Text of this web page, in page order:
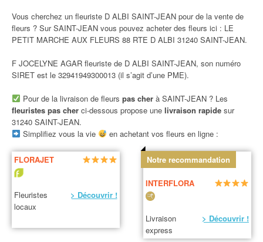
Vous cherchez un fleuriste D ALBI SAINT-JEAN pour de la vente de
fleurs ? Sur SAINT-JEAN vous pouvez acheter des fleurs ici : LE
PETIT MARCHE AUX FLEURS 88 RTE D ALBI 31240 SAINT-JEAN.
F JOCELYNE AGAR fleuriste de D ALBI SAINT-JEAN, son numéro
SIRET est le 32941949300013 (il s’agit d’une PME).
Pour de la livraison de fleurs pas cherà SAINT-JEAN ? Les
fleuristes pas cher ci-dessous propose une livraison rapide sur
31240 SAINT-JEAN.
Simplifiez vous la vie
en achetant vos fleurs en ligne :
FLORAJET
Fleuristes
locaux
> Découvrir !
Notre recommandation
INTERFLORA
Livraison
express
> Découvrir !